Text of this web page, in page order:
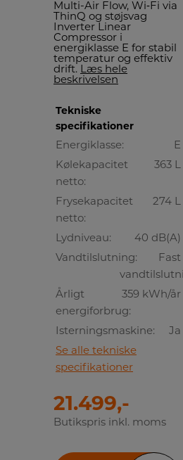
Multi-Air Flow, Wi‑Fi via
ThinQ og støjsvag
Inverter Linear
Compressor i
energiklasse E for stabil
temperatur og effektiv
drift. Læs hele
beskrivelsen
Tekniske
specifikationer
Energiklasse:
E
Kølekapacitet
netto:
363 L
Frysekapacitet
netto:
274 L
Lydniveau:
40 dB(A)
Vandtilslutning:
Fast
Årligt
energiforbrug:
359 kWh/år
Isterningsmaskine:
Ja
Se alle tekniske
specifikationer
21.499,-
Butikspris inkl. moms